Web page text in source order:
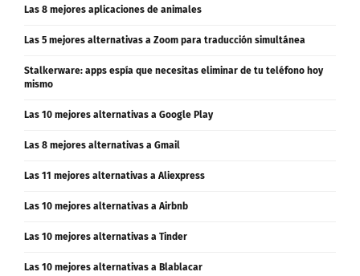
Las 8 mejores aplicaciones de animales
Las 5 mejores alternativas a Zoom para traducción simultánea
Stalkerware: apps espía que necesitas eliminar de tu teléfono hoy
mismo
Las 10 mejores alternativas a Google Play
Las 8 mejores alternativas a Gmail
Las 11 mejores alternativas a Aliexpress
Las 10 mejores alternativas a Airbnb
Las 10 mejores alternativas a Tinder
Las 10 mejores alternativas a Blablacar